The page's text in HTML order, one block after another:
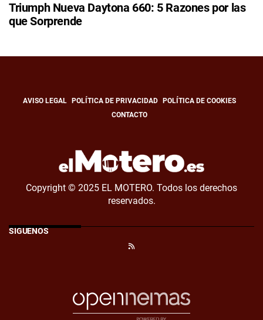
Triumph Nueva Daytona 660: 5 Razones por las
que Sorprende
AVISO LEGAL POLÍTICA DE PRIVACIDAD
POLÍTICA DE COOKIES
CONTACTO
Copyright © 2025 EL MOTERO. Todos los derechos
reservados.
SÍGUENOS